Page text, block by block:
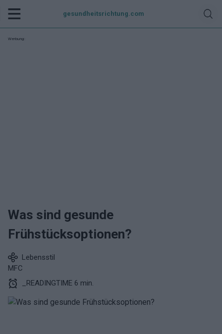
gesundheitsrichtung.com
Werbung:
Was sind gesunde
Frühstücksoptionen?
Lebensstil
MFC
_READINGTIME 6 min.